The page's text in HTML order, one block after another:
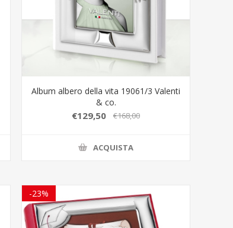
Album albero della vita 19061/3 Valenti
& co.
€129,50 €168,00
ACQUISTA
-23%